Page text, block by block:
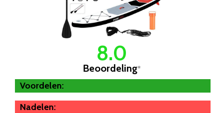
8.0
Beoordeling*
Voordelen:
Nadelen: